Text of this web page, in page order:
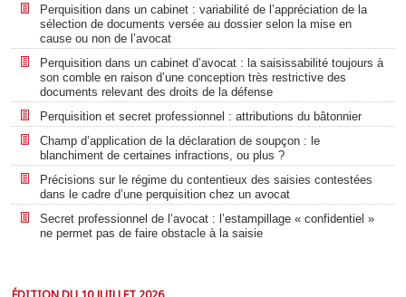
Perquisition dans un cabinet : variabilité de l’appréciation de la
sélection de documents versée au dossier selon la mise en
cause ou non de l’avocat
Perquisition dans un cabinet d’avocat : la saisissabilité toujours à
son comble en raison d’une conception très restrictive des
documents relevant des droits de la défense
Perquisition et secret professionnel : attributions du bâtonnier
Champ d’application de la déclaration de soupçon : le
blanchiment de certaines infractions, ou plus ?
Précisions sur le régime du contentieux des saisies contestées
dans le cadre d’une perquisition chez un avocat
Secret professionnel de l’avocat : l’estampillage « confidentiel »
ne permet pas de faire obstacle à la saisie